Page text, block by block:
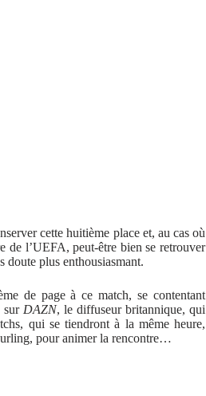
cette huitième place et, au cas où
de l’UEFA, peut-être bien se retrouver
doute plus enthousiasmant.
de page à ce match, se contentant
sur DAZN, le diffuseur britannique, qui
qui se tiendront à la même heure,
pour animer la rencontre…